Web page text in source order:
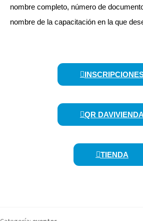
nombre completo, número de
nombre de la capacitación en la que
QR DAVIVIENDA
TIENDA